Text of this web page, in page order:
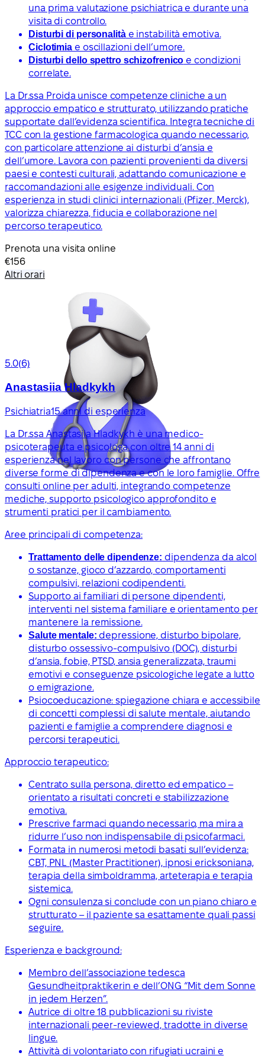
una prima valutazione psichiatrica e durante una
visita di controllo.
Disturbi di personalitàe instabilità emotiva.
Ciclotimia e oscillazioni dell’umore.
Disturbi dello spettro schizofrenico e condizioni
correlate.
La Dr.ssa Proida unisce competenze cliniche a un
approccio empatico e strutturato, utilizzando pratiche
supportate dall’evidenza scientifica. Integra tecniche di
TCC con la gestione farmacologica quando necessario,
con particolare attenzione ai disturbi d’ansia e
dell’umore. Lavora con pazienti provenienti da diversi
paesi e contesti culturali, adattando comunicazione e
raccomandazioni alle esigenze individuali. Con
esperienza in studi clinici internazionali (Pfizer, Merck),
valorizza chiarezza, fiducia e collaborazione nel
percorso terapeutico.
Prenota una visita online
€156
Altri orari
5.0(6)
Anastasiia Hladkykh
Psichiatria15 anni di esperienza
La Dr.ssa Anastasiia Hladkykh è una medico-
psicoterapeuta e psicologa con oltre 14 anni di
esperienza nel lavoro con persone che affrontano
diverse forme di dipendenza e con le loro famiglie. Offre
consulti online per adulti, integrando competenze
mediche, supporto psicologico approfondito e
strumenti pratici per il cambiamento.
Aree principali di competenza:
Trattamento delle dipendenze: dipendenza da alcol
o sostanze, gioco d’azzardo, comportamenti
compulsivi, relazioni codipendenti.
Supporto ai familiari di persone dipendenti,
interventi nel sistema familiare e orientamento per
mantenere la remissione.
Salute mentale: depressione, disturbo bipolare,
disturbo ossessivo-compulsivo (DOC), disturbi
d’ansia, fobie, PTSD, ansia generalizzata, traumi
emotivi e conseguenze psicologiche legate a lutto
o emigrazione.
Psiocoeducazione: spiegazione chiara e accessibile
di concetti complessi di salute mentale, aiutando
pazienti e famiglie a comprendere diagnosi e
percorsi terapeutici.
Approccio terapeutico:
Centrato sulla persona, diretto ed empatico –
orientato a risultati concreti e stabilizzazione
emotiva.
Prescrive farmaci quando necessario, ma mira a
ridurre l’uso non indispensabile di psicofarmaci.
Formata in numerosi metodi basati sull’evidenza:
CBT, PNL (Master Practitioner), ipnosi ericksoniana,
terapia della simboldramma, arteterapia e terapia
sistemica.
Ogni consulenza si conclude con un piano chiaro e
strutturato – il paziente sa esattamente quali passi
seguire.
Esperienza e background:
Membro dell’associazione tedesca
Gesundheitpraktikerin e dell’ONG “Mit dem Sonne
in jedem Herzen”.
Autrice di oltre 18 pubblicazioni su riviste
internazionali peer-reviewed, tradotte in diverse
lingue.
Attività di volontariato con rifugiati ucraini e